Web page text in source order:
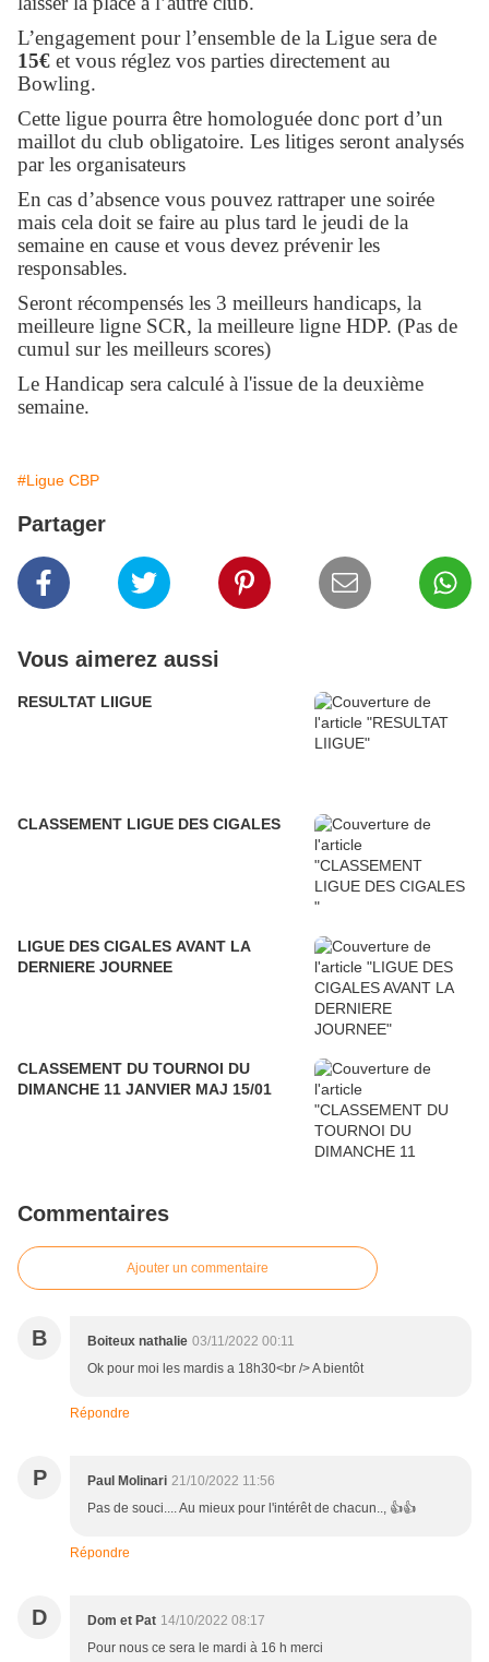
L’engagement pour l’ensemble de la Ligue sera de
15€ et vous réglez vos parties directement au
Bowling.
Cette ligue pourra être homologuée donc port d’un
maillot du club obligatoire. Les litiges seront analysés
par les organisateurs
En cas d’absence vous pouvez rattraper une soirée
mais cela doit se faire au plus tard le jeudi de la
semaine en cause et vous devez prévenir les
responsables.
Seront récompensés les 3 meilleurs handicaps, la
meilleure ligne SCR, la meilleure ligne HDP. (Pas de
cumul sur les meilleurs scores)
Le Handicap sera calculé à l'issue de la deuxième
semaine.
#Ligue CBP
Partager
Vous aimerez aussi
RESULTAT LIIGUE
CLASSEMENT LIGUE DES CIGALES
LIGUE DES CIGALES AVANT LA
DERNIERE JOURNEE
CLASSEMENT DU TOURNOI DU
DIMANCHE 11 JANVIER MAJ 15/01
Commentaires
Ajouter un commentaire
B Boiteux nathalie 03/11/2022 00:11
Ok pour moi les mardis a 18h30<br /> A bientôt
Répondre
P Paul Molinari 21/10/2022 11:56
Pas de souci.... Au mieux pour l'intérêt de chacun.., 👍👍
Répondre
D Dom et Pat 14/10/2022 08:17
Pour nous ce sera le mardi à 16 h merci